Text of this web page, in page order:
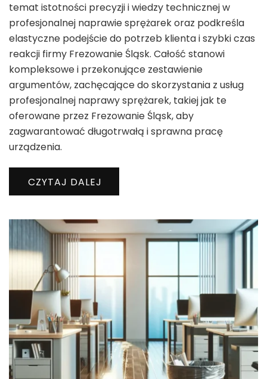
temat istotności precyzji i wiedzy technicznej w
profesjonalnej naprawie sprężarek oraz podkreśla
elastyczne podejście do potrzeb klienta i szybki czas
reakcji firmy Frezowanie Śląsk. Całość stanowi
kompleksowe i przekonujące zestawienie
argumentów, zachęcające do skorzystania z usług
profesjonalnej naprawy sprężarek, takiej jak te
oferowane przez Frezowanie Śląsk, aby
zagwarantować długotrwałą i sprawna pracę
urządzenia.
CZYTAJ DALEJ